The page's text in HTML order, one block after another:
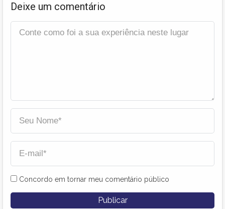
Deixe um comentário
Concordo em tornar meu comentário público